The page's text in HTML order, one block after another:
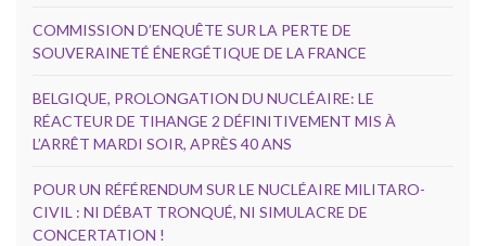
COMMISSION D’ENQUÊTE SUR LA PERTE DE
SOUVERAINETÉ ÉNERGÉTIQUE DE LA FRANCE
BELGIQUE, PROLONGATION DU NUCLÉAIRE: LE
RÉACTEUR DE TIHANGE 2 DÉFINITIVEMENT MIS À
L’ARRÊT MARDI SOIR, APRÈS 40 ANS
POUR UN RÉFÉRENDUM SUR LE NUCLÉAIRE MILITARO-
CIVIL : NI DÉBAT TRONQUÉ, NI SIMULACRE DE
CONCERTATION !